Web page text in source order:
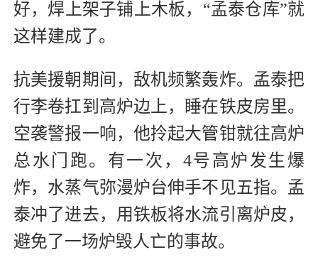
好，焊上架子铺上木板，“孟泰仓库”就
这样建成了。
抗美援朝期间，敌机频繁轰炸。孟泰把
行李卷扛到高炉边上，睡在铁皮房里。
空袭警报一响，他拎起大管钳就往高炉
总水门跑。有一次，4号高炉发生爆
炸，水蒸气弥漫炉台伸手不见五指。孟
泰冲了进去，用铁板将水流引离炉皮，
避免了一场炉毁人亡的事故。